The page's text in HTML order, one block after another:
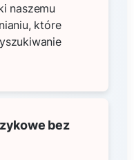
naszemu
które
bez